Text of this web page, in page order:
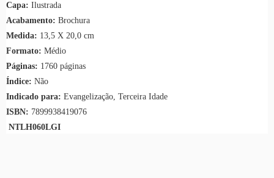
Capa: Ilustrada
Acabamento: Brochura
Medida: 13,5 X 20,0 cm
Formato: Médio
Páginas: 1760 páginas
Índice: Não
Indicado para: Evangelização, Terceira Idade
ISBN: 7899938419076
NTLH060LGI